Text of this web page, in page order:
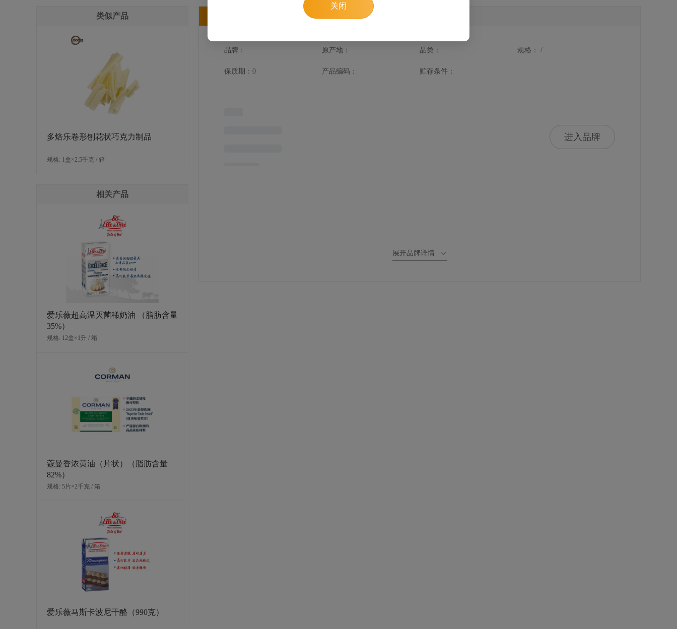
类似产品
多焙乐卷形刨花状巧克力制品
规格: 1盒×2.5千克 / 箱
相关产品
爱乐薇超高温灭菌稀奶油 （脂肪含量
35%）
规格: 12盒×1升 / 箱
蔻曼香浓黄油（片状）（脂肪含量
82%）
规格: 5片×2千克 / 箱
爱乐薇马斯卡波尼干酪（990克）
品牌： 原产地： 品类： 规格： /
保质期：0 产品编码： 贮存条件：
进入品牌
展开品牌详情
关闭